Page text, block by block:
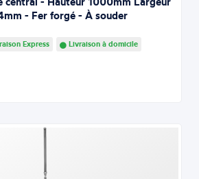
- Fer forgé - À souder
Express Livraison à domicile